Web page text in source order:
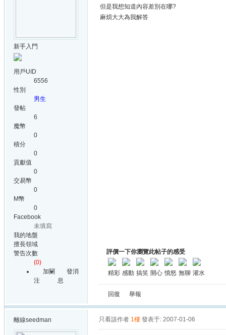
新手入門
用戶UID
6556
性別
男生
發帖
6
魔幣
0
積分
0
貢獻值
0
交易幣
0
M幣
0
Facebook
未填寫
我的地盤
擅長領域
警告次數
(0)
加關
注
發消
息
但是我想知道內容差別在哪?
麻煩大大為我解答
評價一下你瀏覽此帖子的感受
精彩 感動 搞笑 開心 憤怒 無聊 灌水
回復 舉報
離線seedman 只看該作者 1樓 發表于: 2007-01-06